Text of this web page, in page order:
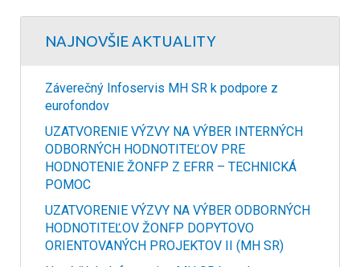
NAJNOVŠIE AKTUALITY
Záverečný Infoservis MH SR k podpore z
eurofondov
UZATVORENIE VÝZVY NA VÝBER INTERNÝCH
ODBORNÝCH HODNOTITEĽOV PRE
HODNOTENIE ŽONFP Z EFRR – TECHNICKÁ
POMOC
UZATVORENIE VÝZVY NA VÝBER ODBORNÝCH
HODNOTITEĽOV ŽONFP DOPYTOVO
ORIENTOVANÝCH PROJEKTOV II (MH SR)